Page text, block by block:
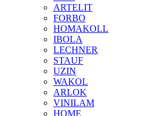
ARTELIT
FORBO
HOMAKOLL
IBOLA
LECHNER
STAUF
UZIN
WAKOL
ARLOK
VINILAM
HOME